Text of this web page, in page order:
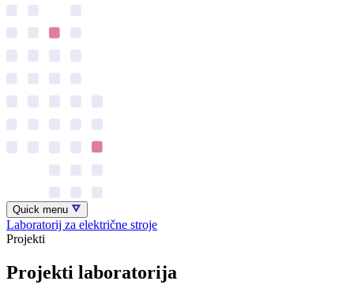
Quick menu
Laboratorij za električne stroje
Projekti
Projekti laboratorija